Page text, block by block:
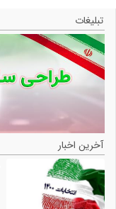
تبلیغات
آخرین اخبار